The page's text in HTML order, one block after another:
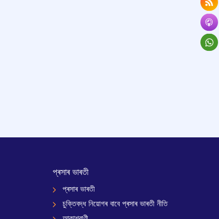
প্ৰসাৰ ভাৰতী
প্ৰসাৰ ভাৰতী
চুক্তিবদ্ধ নিয়োগৰ বাবে প্ৰসাৰ ভাৰতী নীতি